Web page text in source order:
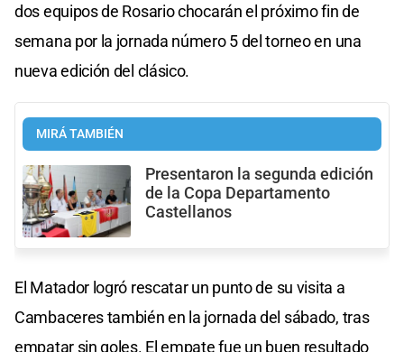
dos equipos de Rosario chocarán el próximo fin de
semana por la jornada número 5 del torneo en una
nueva edición del clásico.
MIRÁ TAMBIÉN
Presentaron la segunda edición
de la Copa Departamento
Castellanos
El Matador logró rescatar un punto de su visita a
Cambaceres también en la jornada del sábado, tras
empatar sin goles. El empate fue un buen resultado